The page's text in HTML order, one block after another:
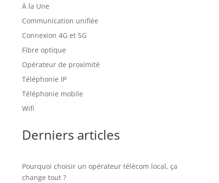
À la Une
Communication unifiée
Connexion 4G et 5G
Fibre optique
Opérateur de proximité
Téléphonie IP
Téléphonie mobile
Wifi
Derniers articles
Pourquoi choisir un opérateur télécom local, ça
change tout ?